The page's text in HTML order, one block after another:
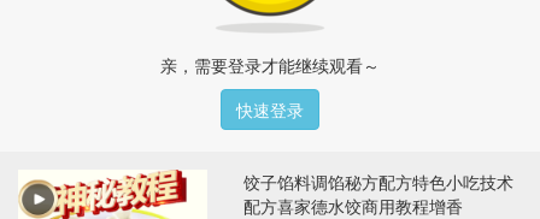
亲，需要登录才能继续观看～
快速登录
饺子馅料调馅秘方配方特色小吃技术
配方喜家德水饺商用教程增香